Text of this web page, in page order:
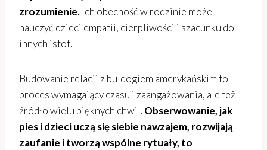
zrozumienie. Ich obecność w rodzinie może
nauczyć dzieci empatii, cierpliwości i szacunku do
innych istot.
Budowanie relacji z buldogiem amerykańskim to
proces wymagający czasu i zaangażowania, ale też
źródło wielu pięknych chwil.Obserwowanie, jak
pies i dzieci uczą się siebie nawzajem, rozwijają
zaufanie i tworzą wspólne rytuały, to